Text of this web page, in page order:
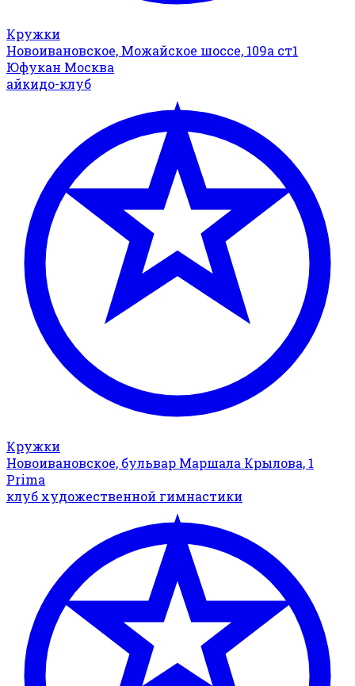
Кружки
Новоивановское, Можайское шоссе, 109а ст1
Юфукан Москва
айкидо-клуб
Кружки
Новоивановское, бульвар Маршала Крылова, 1
Prima
клуб художественной гимнастики